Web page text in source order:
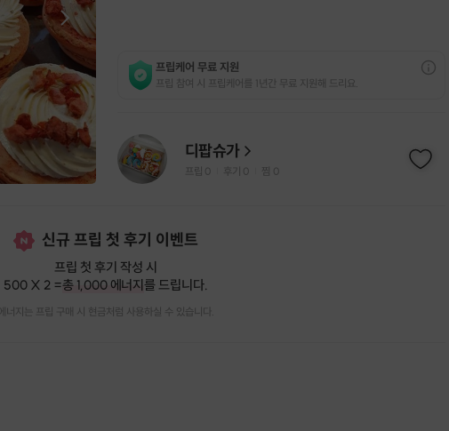
프립케어 무료 지원
프립 참여 시 프립케어를 1년간 무료 지원해 드리요.
디팝슈가
프립 0 후기 0 찜 0
신규 프립 첫 후기 이벤트
프립 첫 후기 작성 시
500 X 2 =총 1,000 에너지를 드립니다.
에너지는 프립 구매 시 현금처럼 사용하실 수 있습니다.